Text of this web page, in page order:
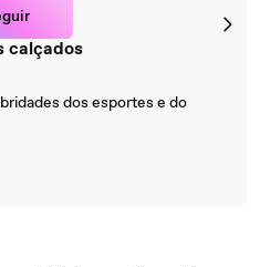
calçados
dos esportes e do